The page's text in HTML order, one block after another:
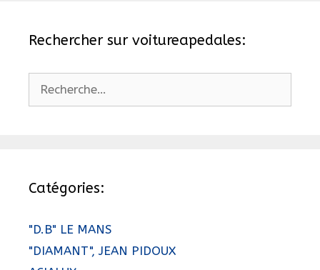
Rechercher sur voitureapedales:
Catégories:
"D.B" LE MANS
"DIAMANT", JEAN PIDOUX